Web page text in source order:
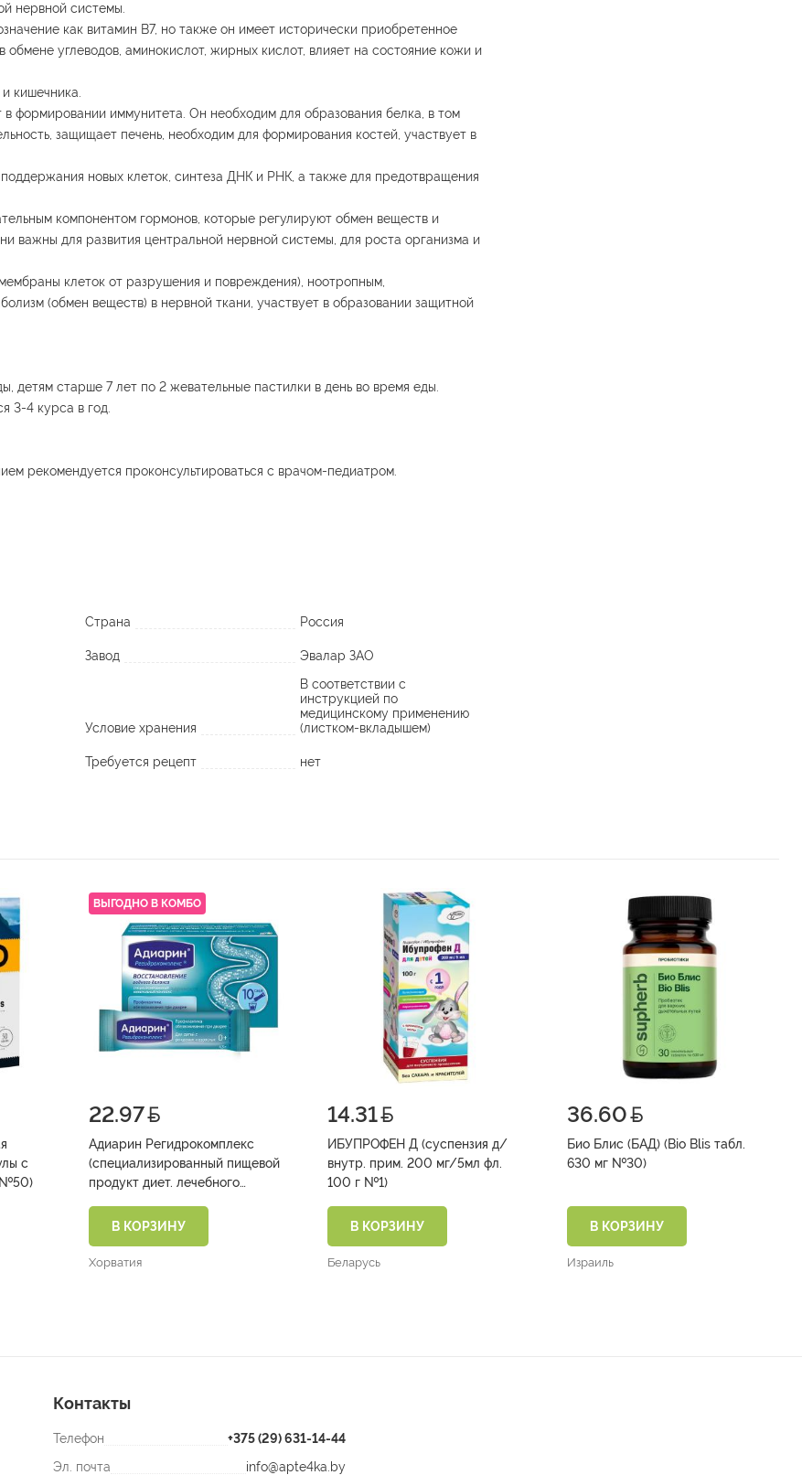
нервной системы.
как витамин B7, но также он имеет исторически приобретенное
обмене углеводов, аминокислот, жирных кислот, влияет на состояние кожи и
кишечника.
формировании иммунитета. Он необходим для образования белка, в том
защищает печень, необходим для формирования костей, участвует в
новых клеток, синтеза ДНК и РНК, а также для предотвращения
компонентом гормонов, которые регулируют обмен веществ и
важны для развития центральной нервной системы, для роста организма и
клеток от разрушения и повреждения), ноотропным,
(обмен веществ) в нервной ткани, участвует в образовании защитной
детям старше 7 лет по 2 жевательные пастилки в день во время еды.
3-4 курса в год.
рекомендуется проконсультироваться с врачом-педиатром.
Страна Россия
Завод Эвалар ЗАО
Условие хранения
В соответствии с
инструкцией по
медицинскому применению
(листком-вкладышем)
Требуется рецепт нет
с
фруктовым вкусом 0,9 г №50)
ВЫГОДНО В КОМБО
22.97
Адиарин Регидрокомплекс
(специализированный пищевой
продукт диет. лечебного
В КОРЗИНУ
Хорватия
14.31
ИБУПРОФЕН Д (суспензия д/
внутр. прим. 200 мг/5мл фл.
100 г №1)
В КОРЗИНУ
Беларусь
36.60
Био Блис (БАД) (Bio Blis табл.
630 мг №30)
В КОРЗИНУ
Израиль
Контакты
Телефон
+375 (29) 631-14-44
Эл. почта
info@apte4ka.by